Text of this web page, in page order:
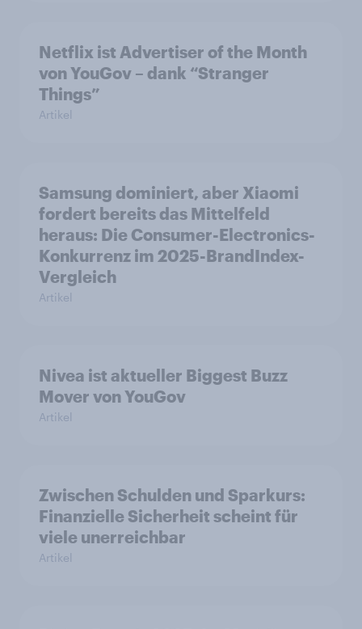
Netflix ist Advertiser of the Month
von YouGov – dank “Stranger
Things”
Artikel
Samsung dominiert, aber Xiaomi
fordert bereits das Mittelfeld
heraus: Die Consumer-Electronics-
Konkurrenz im 2025-BrandIndex-
Vergleich
Artikel
Nivea ist aktueller Biggest Buzz
Mover von YouGov
Artikel
Zwischen Schulden und Sparkurs:
Finanzielle Sicherheit scheint für
viele unerreichbar
Artikel